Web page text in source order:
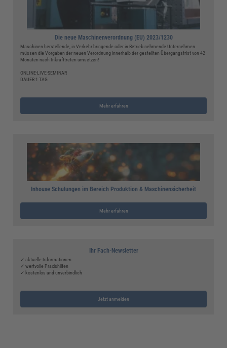
Die neue Maschinenverordnung (EU) 2023/1230
Maschinen herstellende, in Verkehr bringende oder in Betrieb nehmende Unternehmen
müssen die Vorgaben der neuen Verordnung innerhalb der gestellten Übergangsfrist von 42
Monaten nach Inkrafttreten umsetzen!
ONLINE-LIVE-SEMINAR
DAUER 1 TAG
Mehr erfahren
Inhouse Schulungen im Bereich Produktion & Maschinensicherheit
Mehr erfahren
Ihr Fach-Newsletter
✓ aktuelle Informationen
✓ wertvolle Praxishilfen
✓ kostenlos und unverbindlich
Jetzt anmelden